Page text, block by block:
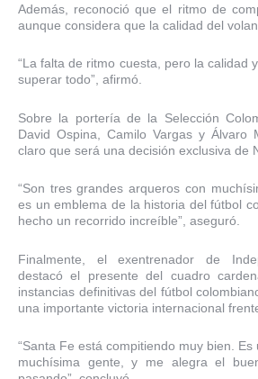
Además, reconoció que el ritmo de
aunque considera que la calidad del
“La falta de ritmo cuesta, pero la calidad
superar todo”, afirmó.
Sobre la portería de la Selección
David Ospina, Camilo Vargas y Álvaro
claro que será una decisión exclusiva de
“Son tres grandes arqueros con
es un emblema de la historia del fútbol
hecho un recorrido increíble”, aseguró.
Finalmente, el exentrenador de
destacó el presente del cuadro
instancias definitivas del fútbol
una importante victoria internacional
“Santa Fe está compitiendo muy bien.
muchísima gente, y me alegra el